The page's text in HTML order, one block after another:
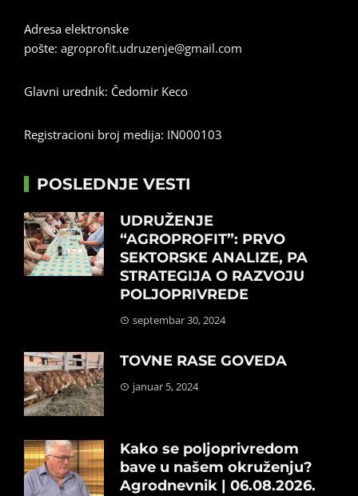
Adresa elektronske
pošte: agroprofit.udruzenje@gmail.com
Glavni urednik: Čedomir Keco
Registracioni broj medija: IN000103
POSLEDNJE VESTI
UDRUŽENJE
“AGROPROFIT”: PRVO
SEKTORSKE ANALIZE, PA
STRATEGIJA O RAZVOJU
POLJOPRIVREDE
septembar 30, 2024
TOVNE RASE GOVEDA
januar 5, 2024
Kako se poljoprivredom
bave u našem okruženju?
Agrodnevnik | 06.08.2026.